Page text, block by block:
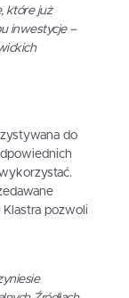
które już
inwestycje–
do
pozwoli